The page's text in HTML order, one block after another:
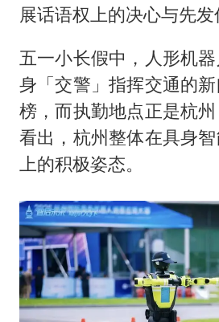
展话语权上的决心与先发
五一小长假中，人形机
身「交警」指挥交通的
榜，而执勤地点正是杭
看出，杭州整体在具身
上的积极姿态。